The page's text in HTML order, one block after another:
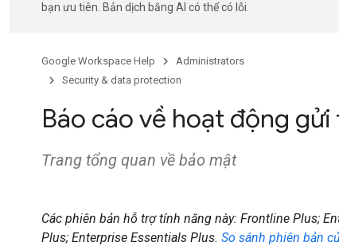
bạn ưu tiên. Bản dịch bằng AI có thể có lỗi.
Google Workspace Help
Administrators
Security & data protection
Báo cáo về hoạt động gửi
Trang tổng quan về bảo mật
Các phiên bản hỗ trợ tính năng này: Frontline Plus;
Plus; Enterprise Essentials Plus. So sánh phiên bản